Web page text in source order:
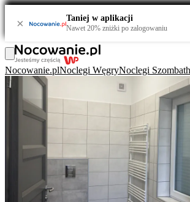
× Taniej w aplikacji
Nawet 20% zniżki po zalogowaniu
Nocowanie.plNoclegi WęgryNoclegi